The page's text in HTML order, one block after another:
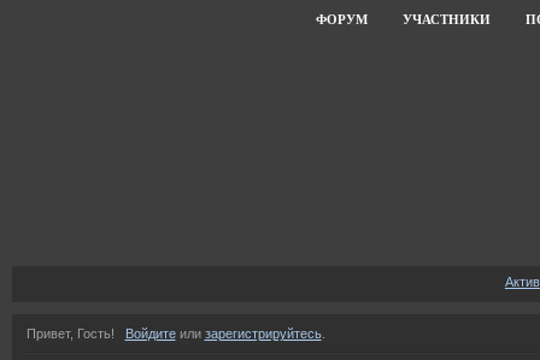
ФОРУМ УЧАСТНИКИ
Привет, Гость! Войдитеили зарегистрируйтесь.